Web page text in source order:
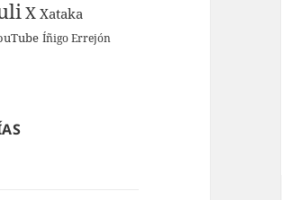
X Xataka
Íñigo Errejón